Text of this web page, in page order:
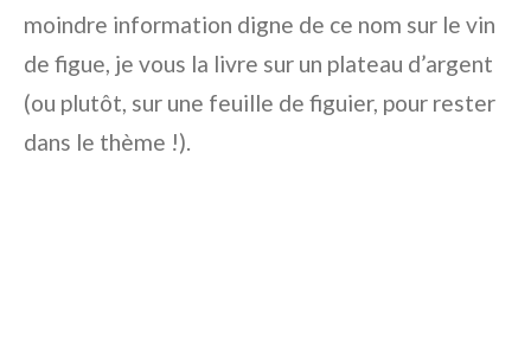
moindre information digne de ce nom sur le vin
de figue, je vous la livre sur un plateau d’argent
(ou plutôt, sur une feuille de figuier, pour rester
dans le thème !).